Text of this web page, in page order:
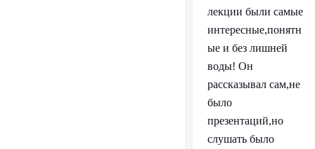
лекции были самые
интересные,понятн
ые и без лишней
воды! Он
рассказывал сам,не
было
презентаций,но
слушать было